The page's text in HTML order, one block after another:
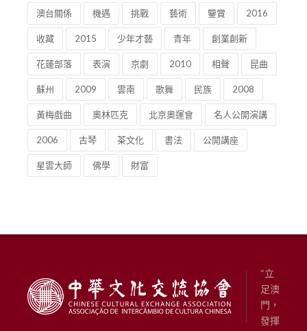
澳台關係 機遇 挑戰 藝術 鑒賞 2016
收藏 2015 少年才藝 青年 創業創新
花蓮部落 表演 京劇 2010 相聲 昆曲
蘇州 2009 雲南 歌舞 民族 2008
黃梅戲曲 奧林匹克 北京奧運會 名人公開演講
2006 古琴 茶文化 書法 公開講座
星雲大師 佛學 財富
“立
足澳
門，
發揮